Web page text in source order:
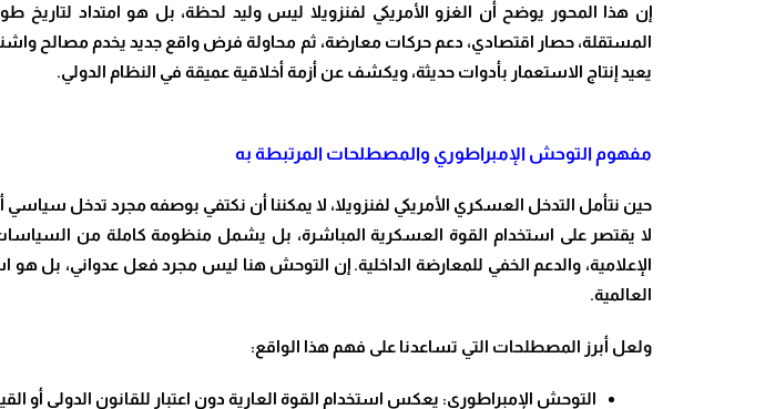
إن هذا المحور يوضح أن الغزو الأمريكي لفنزويلا ليس وليد لحظة، بل هو امتداد لتاريخ
المستقلة، حصار اقتصادي، دعم حركات معارضة، ثم محاولة فرض واقع جديد يخدم مصالح
يعيد إنتاج الاستعمار بأدوات حديثة، ويكشف عن أزمة أخلاقية عميقة في النظام الدولي.
مفهوم التوحش الإمبراطوري والمصطلحات المرتبطة به
حين نتأمل التدخل العسكري الأمريكي لفنزويلا، لا يمكننا أن نكتفي بوصفه مجرد تدخل
لا يقتصر على استخدام القوة العسكرية المباشرة، بل يشمل منظومة كاملة من السياسات
الإعلامية، والدعم الخفي للمعارضة الداخلية. إن التوحش هنا ليس مجرد فعل عدواني، بل
العالمية.
ولعل أبرز المصطلحات التي تساعدنا على فهم هذا الواقع:
التوحش الإمبراطوري: يعكس استخدام القوة العارية دون اعتبار للقانون الدولي أو